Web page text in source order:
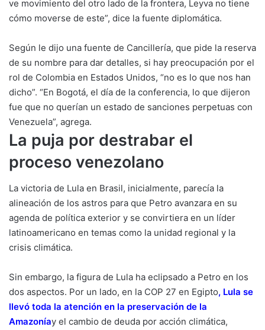
ve movimiento del otro lado de la frontera, Leyva no tiene
cómo moverse de este”, dice la fuente diplomática.
Según le dijo una fuente de Cancillería, que pide la reserva
de su nombre para dar detalles, si hay preocupación por el
rol de Colombia en Estados Unidos, “no es lo que nos han
dicho”. “En Bogotá, el día de la conferencia, lo que dijeron
fue que no querían un estado de sanciones perpetuas con
Venezuela”, agrega.
La puja por destrabar el
proceso venezolano
La victoria de Lula en Brasil, inicialmente, parecía la
alineación de los astros para que Petro avanzara en su
agenda de política exterior y se convirtiera en un líder
latinoamericano en temas como la unidad regional y la
crisis climática.
Sin embargo, la figura de Lula ha eclipsado a Petro en los
dos aspectos. Por un lado, en la COP 27 en Egipto, Lula se
llevó toda la atención en la preservación de la
Amazoníay el cambio de deuda por acción climática,